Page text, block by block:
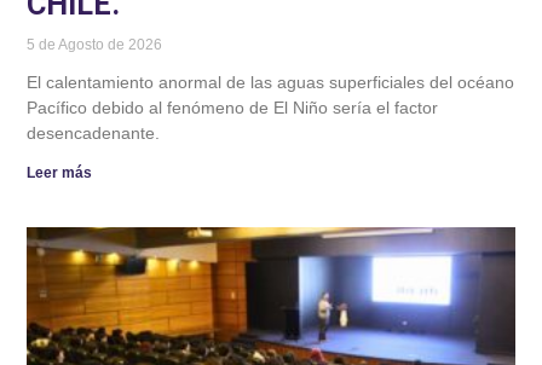
5 de Agosto de 2026
El calentamiento anormal de las aguas superficiales del océano
Pacífico debido al fenómeno de El Niño sería el factor
desencadenante.
Leer más